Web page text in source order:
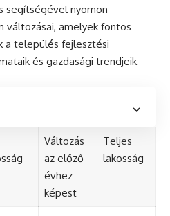
segítségével nyomon
változásai, amelyek fontos
a település fejlesztési
és gazdasági trendjeik
Változás
az előző
évhez
képest
Teljes
lakosság